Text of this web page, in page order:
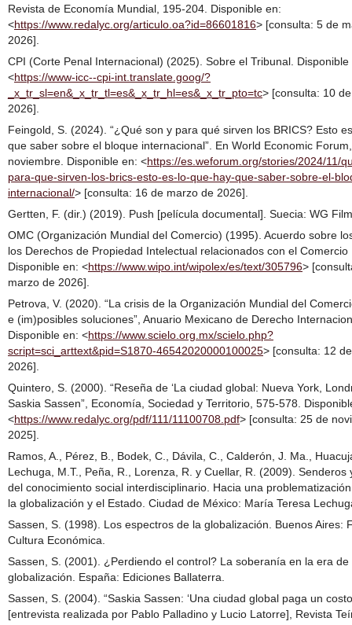
Revista de Economía Mundial, 195-204. Disponible en:
<https://www.redalyc.org/articulo.oa?id=86601816> [consulta: 5 de
2026].
CPI (Corte Penal Internacional) (2025). Sobre el Tribunal. Disponible
<https://www-icc--cpi-int.translate.goog/?
_x_tr_sl=en&_x_tr_tl=es&_x_tr_hl=es&_x_tr_pto=tc> [consulta: 10
2026].
Feingold, S. (2024). “¿Qué son y para qué sirven los BRICS? Esto
que saber sobre el bloque internacional”. En World Economic
noviembre. Disponible en: <https://es.weforum.org/stories/2024/11/
para-que-sirven-los-brics-esto-es-lo-que-hay-que-saber-sobre-el-
internacional/> [consulta: 16 de marzo de 2026].
Gertten, F. (dir.) (2019). Push [película documental]. Suecia: WG
OMC (Organización Mundial del Comercio) (1995). Acuerdo sobre
los Derechos de Propiedad Intelectual relacionados con el Comercio
Disponible en: <https://www.wipo.int/wipolex/es/text/305796>
marzo de 2026].
Petrova, V. (2020). “La crisis de la Organización Mundial del
e (im)posibles soluciones”, Anuario Mexicano de Derecho
Disponible en: <https://www.scielo.org.mx/scielo.php?
script=sci_arttext&pid=S1870-46542020000100025> [consulta: 12
2026].
Quintero, S. (2000). “Reseña de ‘La ciudad global: Nueva York,
Saskia Sassen”, Economía, Sociedad y Territorio, 575-578.
<https://www.redalyc.org/pdf/111/11100708.pdf> [consulta: 25 de
2025].
Ramos, A., Pérez, B., Bodek, C., Dávila, C., Calderón, J. Ma.,
Lechuga, M.T., Peña, R., Lorenza, R. y Cuellar, R. (2009). Senderos
del conocimiento social interdisciplinario. Hacia una
la globalización y el Estado. Ciudad de México: María Teresa
Sassen, S. (1998). Los espectros de la globalización. Buenos Aires:
Cultura Económica.
Sassen, S. (2001). ¿Perdiendo el control? La soberanía en la era de
globalización. España: Ediciones Ballaterra.
Sassen, S. (2004). “Saskia Sassen: ‘Una ciudad global paga un costo
[entrevista realizada por Pablo Palladino y Lucio Latorre], Revista